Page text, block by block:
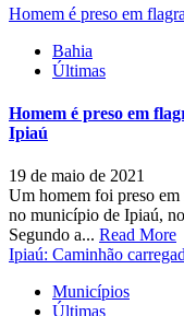
Homem é preso em
Bahia
Últimas
Homem é preso em
Ipiaú
19 de maio de 2021
Um homem foi preso
no município de Ipiaú,
Segundo a... Read More
Ipiaú: Caminhão
Municípios
Últimas